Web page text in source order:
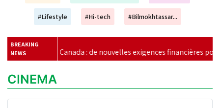
#Lifestyle #Hi-tech #Bilmokhtassar...
BREAKING
NEWS
: de nouvelles exigences financières pour les étudiants
CINEMA